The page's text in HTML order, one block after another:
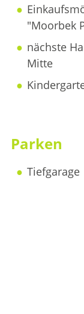
"Moorbek
nächste
Mitte
Parken
Tiefgarage